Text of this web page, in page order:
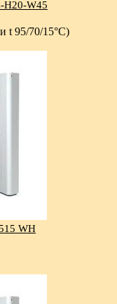
Н20-W45
t 95/70/15°С)
WH